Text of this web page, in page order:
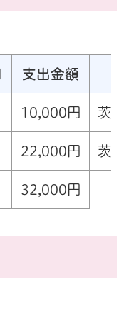
支出金額
10,000円 茨
22,000円 茨
32,000円